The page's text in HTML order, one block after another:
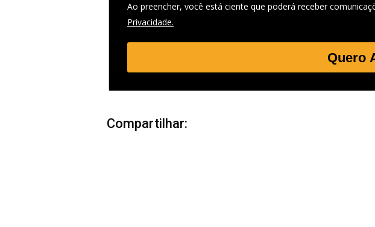
Ao preencher, você está ciente que poderá receber
Privacidade.
Quero
Compartilhar: